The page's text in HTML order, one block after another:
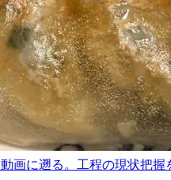
画に遡る。工程の現状把握